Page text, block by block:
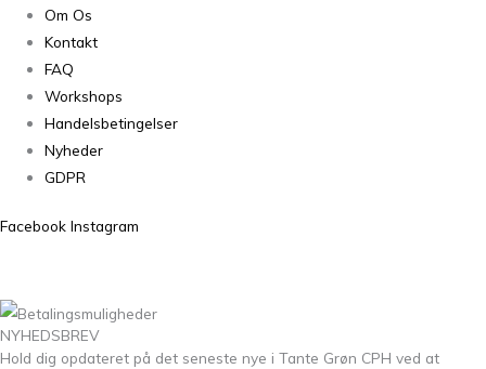
Om Os
Kontakt
FAQ
Workshops
Handelsbetingelser
Nyheder
GDPR
Facebook Instagram
NYHEDSBREV
Hold dig opdateret på det seneste nye i Tante Grøn CPH ved at